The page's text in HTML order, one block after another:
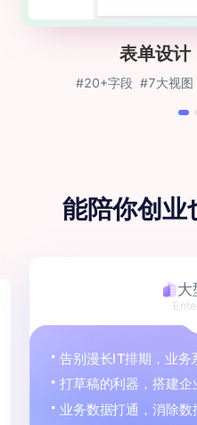
表单设计
#20+字段 #7大视图
能陪你创业
大
告别漫长IT排期，业务
打草稿的利器，搭建企
业务数据打通，消除数